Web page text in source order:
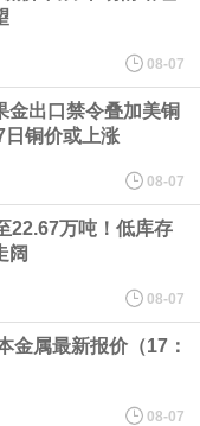
司。
王兴兴在网上路演时表示，
步形成了包括一体化关节集
、机器人激光雷达全自研核
并已应用于公司的高性能通
赫格塞思不满，称对赫格塞思
08-07
金出口禁令叠加美铜
日铜价或上涨
08-07
22.67万吨！低库存
阔
08-07
金属最新报价（17：
08-07